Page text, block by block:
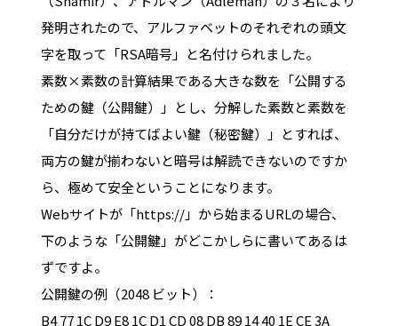
発明されたので、アルファベットのそれぞれの頭文
字を取って「RSA暗号」と名付けられました。
素数×素数の計算結果である大きな数を「公開する
ための鍵（公開鍵）」とし、分解した素数と素数を
「自分だけが持てばよい鍵（秘密鍵）」とすれば、
両方の鍵が揃わないと暗号は解読できないのですか
ら、極めて安全ということになります。
Webサイトが「https://」から始まるURLの場合、
下のような「公開鍵」がどこかしらに書いてあるは
ずですよ。
公開鍵の例（2048 ビット）：
B4 77 1C D9 E8 1C D1 CD 08 DB 89 14 40 1E CE 3A